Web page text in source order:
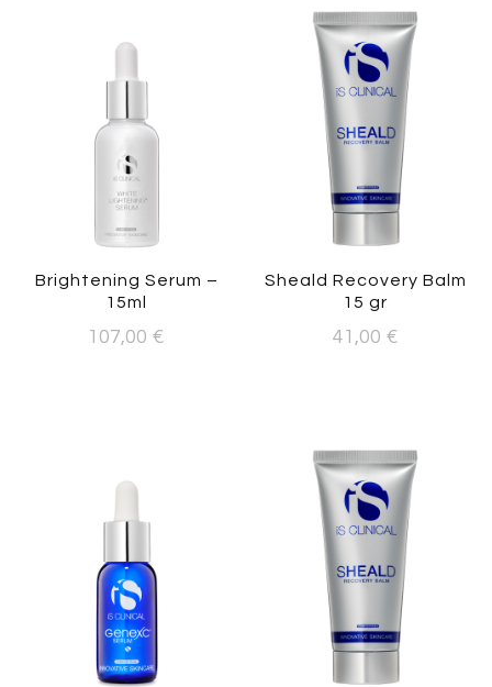
Brightening Serum –
15ml
107,00 €
Sheald Recovery Balm
15 gr
41,00 €